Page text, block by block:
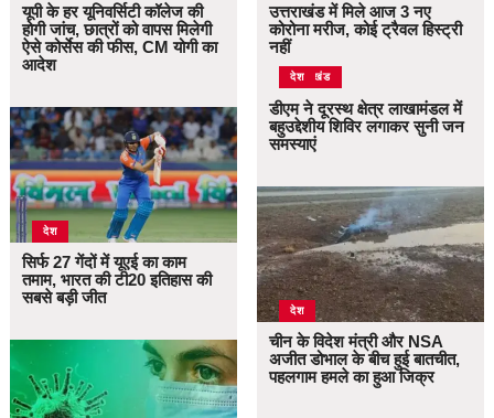
यूपी के हर यूनिवर्सिटी कॉलेज की
होगी जांच, छात्रों को वापस मिलेगी
ऐसे कोर्सेस की फीस, CM योगी का
आदेश
देश
सिर्फ 27 गेंदों में यूएई का काम
तमाम, भारत की टी20 इतिहास की
सबसे बड़ी जीत
उत्तराखंड में मिले आज 3 नए
कोरोना मरीज, कोई ट्रैवल हिस्ट्री
नहीं
उत्तराखंड
देश
डीएम ने दूरस्थ क्षेत्र लाखामंडल में
बहुउद्देशीय शिविर लगाकर सुनी जन
समस्याएं
देश
चीन के विदेश मंत्री और NSA
अजीत डोभाल के बीच हुई बातचीत,
पहलगाम हमले का हुआ जिक्र